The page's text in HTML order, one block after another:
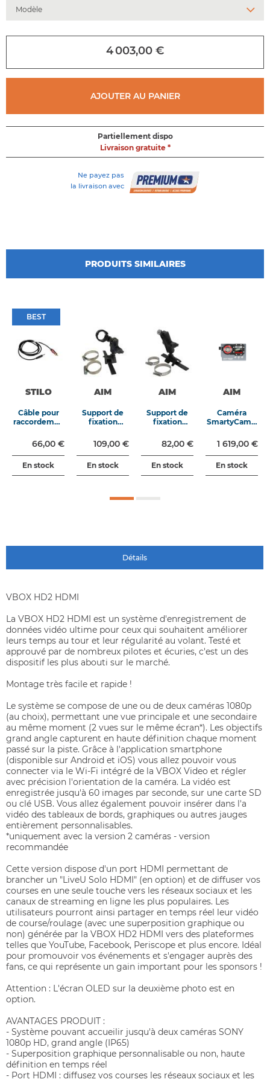
au
début
la
4 003,00 €
AJOUTER AU PANIER
Partiellement dispo
Livraison gratuite *
Ne payez pas
la livraison avec
PRODUITS SIMILAIRES
BEST
BEST
STILO
Câble pour
raccordemen
radio
66,00 €
En stock
AIM
Support de
fixation
caméra
déportée
(SmartyCam
GP HD 2.1 / 2.2
/ GP / Dual)
109,00 €
En stock
AIM
Support de
fixation
(SmartyCam
HD
2.1/Corsa/Spo
rt)
82,00 €
En stock
AIM
Caméra
SmartyCam 3
1 619,00 €
En stock
Détails
VBOX HD2 HDMI
La VBOX HD2 HDMI est un système d'enregistrement de
données vidéo ultime pour ceux qui souhaitent améliorer
leurs temps au tour et leur régularité au volant. Testé et
approuvé par de nombreux pilotes et écuries, c'est un des
dispositif les plus abouti sur le marché.
Montage très facile et rapide !
Le système se compose de une ou de deux caméras 1080p
(au choix), permettant une vue principale et une secondaire
au même moment (2 vues sur le même écran*). Les objectifs
grand angle capturent en haute définition chaque moment
passé sur la piste. Grâce à l'application smartphone
(disponible sur Android et iOS) vous allez pouvoir vous
connecter via le Wi-Fi intégré de la VBOX Video et régler
avec précision l'orientation de la caméra. La vidéo est
enregistrée jusqu'à 60 images par seconde, sur une carte SD
ou clé USB. Vous allez également pouvoir insérer dans l'a
vidéo des tableaux de bords, graphiques ou autres jauges
entièrement personnalisables.
*uniquement avec la version 2 caméras - version
recommandée
Cette version dispose d'un port HDMI permettant de
brancher un "LiveU Solo HDMI" (en option) et de diffuser vos
courses en une seule touche vers les réseaux sociaux et les
canaux de streaming en ligne les plus populaires. Les
utilisateurs pourront ainsi partager en temps réel leur vidéo
de course/roulage (avec une superposition graphique ou
non) générée par la VBOX HD2 HDMI vers des plateformes
telles que YouTube, Facebook, Periscope et plus encore. Idéal
pour promouvoir vos événements et s'engager auprès des
fans, ce qui représente un gain important pour les sponsors !
Attention : L'écran OLED sur la deuxième photo est en
option.
AVANTAGES PRODUIT :
- Système pouvant accueilir jusqu'à deux caméras SONY
1080p HD, grand angle (IP65)
- Superposition graphique personnalisable ou non, haute
définition en temps réel
- Port HDMI : diffusez vos courses les réseaux sociaux et les